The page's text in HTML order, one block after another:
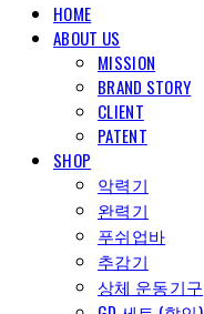
HOME
ABOUT US
MISSION
BRAND STORY
CLIENT
PATENT
SHOP
악력기
완력기
푸쉬업바
추감기
상체 운동기구